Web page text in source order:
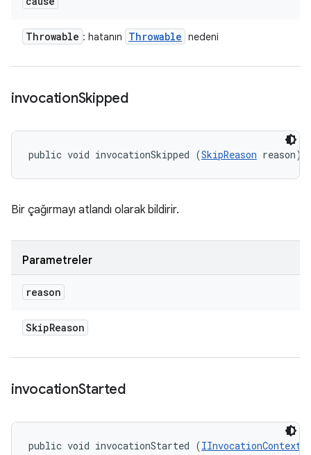
Throwable : hatanın Throwable nedeni
invocationSkipped
public void invocationSkipped (SkipReason reason)
Bir çağırmayı atlandı olarak bildirir.
Parametreler
reason
SkipReason
invocationStarted
public void invocationStarted (IInvocationContext